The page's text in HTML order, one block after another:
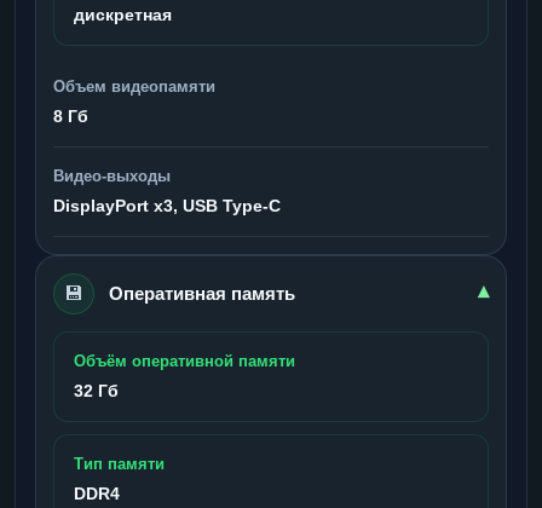
дискретная
Объем видеопамяти
8 Гб
Видео-выходы
DisplayPort x3, USB Type-C
💾 Оперативная память ▾
Объём оперативной памяти
32 Гб
Тип памяти
DDR4